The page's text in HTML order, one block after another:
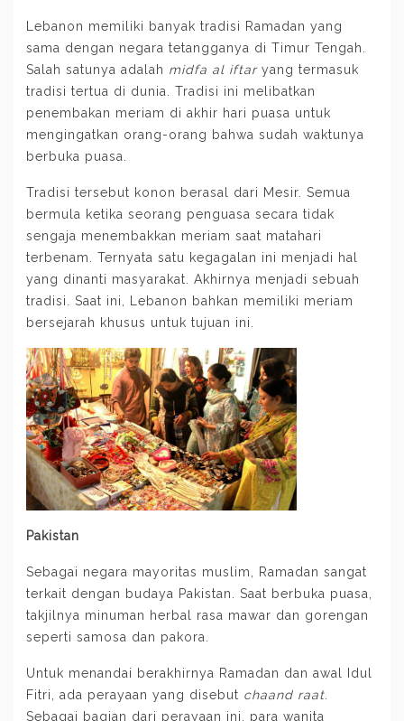
Lebanon memiliki banyak tradisi Ramadan yang
sama dengan negara tetangganya di Timur Tengah.
Salah satunya adalah midfa al iftaryang termasuk
tradisi tertua di dunia. Tradisi ini melibatkan
penembakan meriam di akhir hari puasa untuk
mengingatkan orang-orang bahwa sudah waktunya
berbuka puasa.
Tradisi tersebut konon berasal dari Mesir. Semua
bermula ketika seorang penguasa secara tidak
sengaja menembakkan meriam saat matahari
terbenam. Ternyata satu kegagalan ini menjadi hal
yang dinanti masyarakat. Akhirnya menjadi sebuah
tradisi. Saat ini, Lebanon bahkan memiliki meriam
bersejarah khusus untuk tujuan ini.
Pakistan
Sebagai negara mayoritas muslim, Ramadan sangat
terkait dengan budaya Pakistan. Saat berbuka puasa,
takjilnya minuman herbal rasa mawar dan gorengan
seperti samosa dan pakora.
Untuk menandai berakhirnya Ramadan dan awal Idul
Fitri, ada perayaan yang disebut chaand raat
Sebagai bagian dari perayaan ini, para wanita